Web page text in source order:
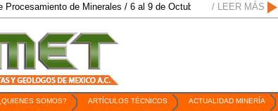
de Minerales / 6 al 9 de Octubre de 2026 / San Luis Potosí, SLP /
/ LEER MÁS
SOMOS? ARTÍCULOS TÉCNICOS ACTUALIDAD MINERÍA